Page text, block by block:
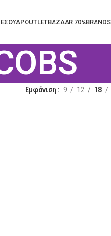
OUTLETBAZAAR 70%BRANDS
Εμφάνιση 9 12 18